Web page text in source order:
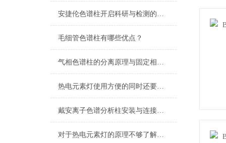
安捷伦色谱柱开启科研与检测的新篇章
毛细管色谱柱有哪些优点？
气相色谱柱的分离原理与固定相选择策略
热电元素灯使用方便的同时还要注意对其进行必要的维护
戴安离子色谱分析柱安装与连接注意事项
对于热电元素灯的原理不够了解？没关系看完这个就会了